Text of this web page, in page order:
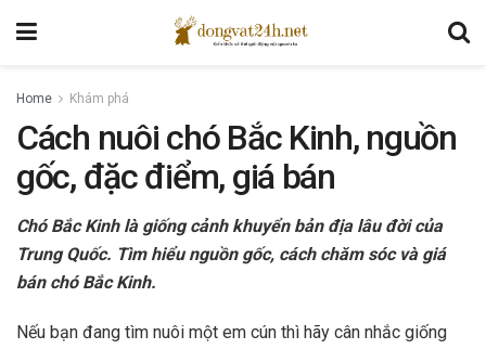
Home Khám phá
Cách nuôi chó Bắc Kinh, nguồn
gốc, đặc điểm, giá bán
Chó Bắc Kinh là giống cảnh khuyển bản địa lâu đời của
Trung Quốc. Tìm hiểu nguồn gốc, cách chăm sóc và giá
bán chó Bắc Kinh.
Nếu bạn đang tìm nuôi một em cún thì hãy cân nhắc giống